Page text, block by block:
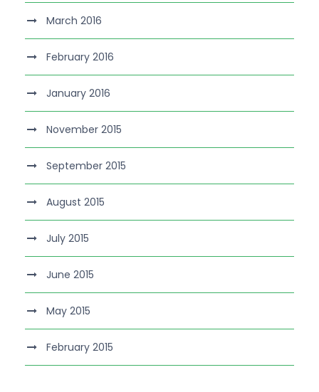
March 2016
February 2016
January 2016
November 2015
September 2015
August 2015
July 2015
June 2015
May 2015
February 2015